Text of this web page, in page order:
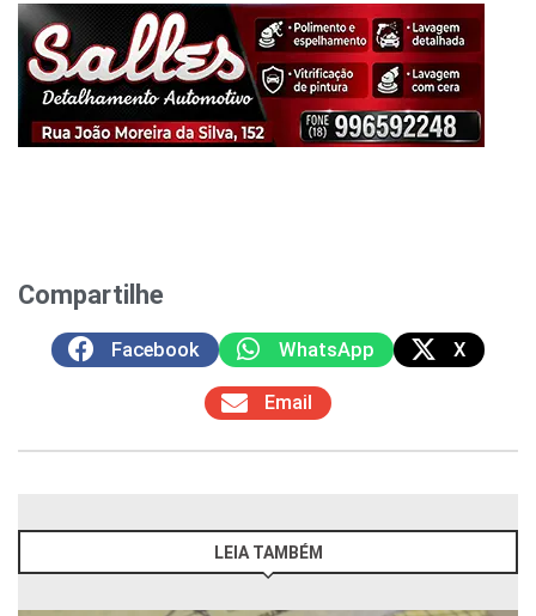
Compartilhe
Facebook WhatsApp X
Email
LEIA TAMBÉM